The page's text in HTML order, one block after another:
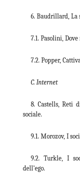
6. Baudrillard, La
7.1. Pasolini,
7.2. Popper,
C. Internet
8. Castells, Reti
sociale.
9.1. Morozov, I
9.2. Turkle, I
dell’ego.